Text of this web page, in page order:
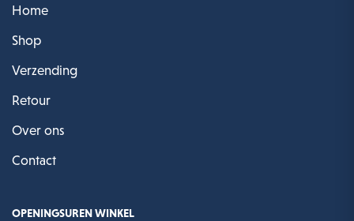
Home
Shop
Verzending
Retour
Over ons
Contact
OPENINGSUREN WINKEL